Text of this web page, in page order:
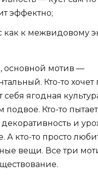
эффектно;
как к межвидовому
основной мотив —
Кто-то хочет
себя ягодная
Кто-то
и
А кто-то просто
вещи. Все три